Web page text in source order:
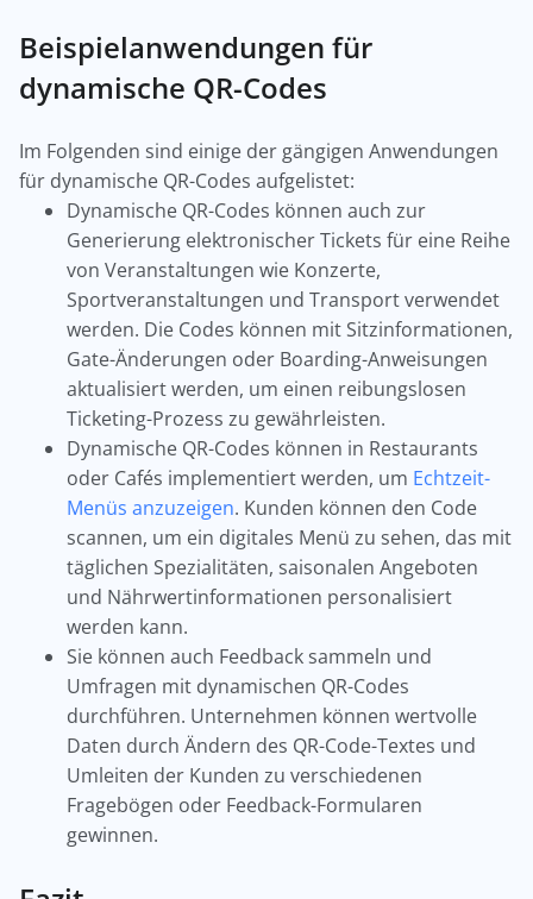
Beispielanwendungen für
dynamische QR-Codes
Im Folgenden sind einige der gängigen Anwendungen
für dynamische QR-Codes aufgelistet:
Dynamische QR-Codes können auch zur
Generierung elektronischer Tickets für eine Reihe
von Veranstaltungen wie Konzerte,
Sportveranstaltungen und Transport verwendet
werden. Die Codes können mit Sitzinformationen,
Gate-Änderungen oder Boarding-Anweisungen
aktualisiert werden, um einen reibungslosen
Ticketing-Prozess zu gewährleisten.
Dynamische QR-Codes können in Restaurants
oder Cafés implementiert werden, um Echtzeit-
Menüs anzuzeigen. Kunden können den Code
scannen, um ein digitales Menü zu sehen, das mit
täglichen Spezialitäten, saisonalen Angeboten
und Nährwertinformationen personalisiert
werden kann.
Sie können auch Feedback sammeln und
Umfragen mit dynamischen QR-Codes
durchführen. Unternehmen können wertvolle
Daten durch Ändern des QR-Code-Textes und
Umleiten der Kunden zu verschiedenen
Fragebögen oder Feedback-Formularen
gewinnen.